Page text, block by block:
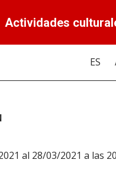
Actividades
ES
al 28/03/2021 a las